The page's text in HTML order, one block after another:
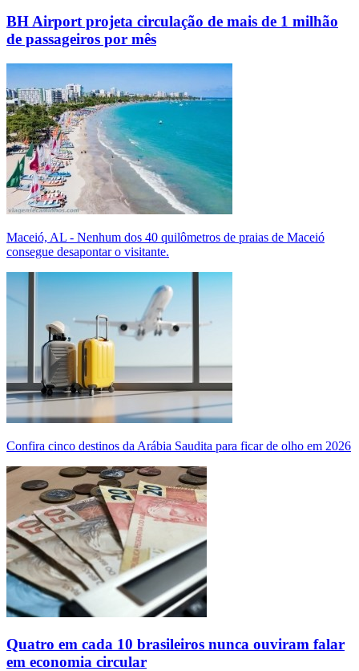
BH Airport projeta circulação de mais de 1 milhão
de passageiros por mês
Maceió, AL - Nenhum dos 40 quilômetros de praias de Maceió
consegue desapontar o visitante.
Confira cinco destinos da Arábia Saudita para ficar de olho em 2026
Quatro em cada 10 brasileiros nunca ouviram falar
em economia circular